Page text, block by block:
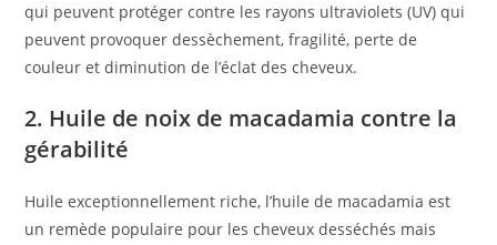
qui peuvent protéger contre les rayons ultraviolets (UV) qui
peuvent provoquer dessèchement, fragilité, perte de
couleur et diminution de l’éclat des cheveux.
2. Huile de noix de macadamia contre la
gérabilité
Huile exceptionnellement riche, l’huile de macadamia est
un remède populaire pour les cheveux desséchés mais